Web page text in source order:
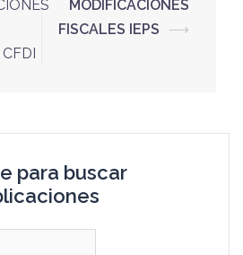
MODIFICACIONES
FISCALES IEPS
⟶
para buscar